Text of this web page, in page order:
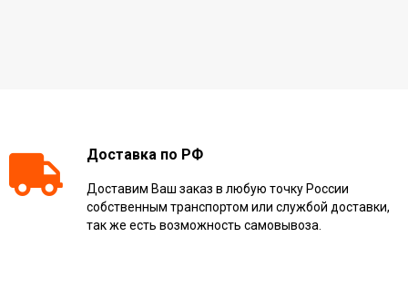
Доставка по РФ
Доставим Ваш заказ в любую точку России
собственным транспортом или службой доставки,
так же есть возможность самовывоза.